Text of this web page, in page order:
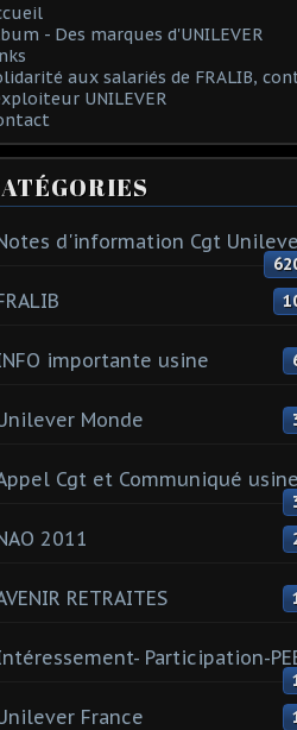
- Des marques d'UNILEVER
aux salariés de FRALIB,
UNILEVER
d'information Cgt
importante usine
Monde
Cgt et Communiqué usine
2011
RETRAITES
Participation-
France